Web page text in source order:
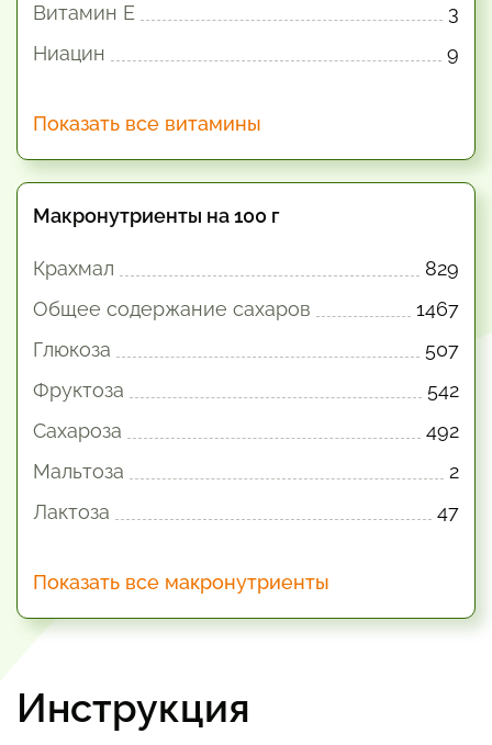
Витамин E
3
Ниацин
9
Показать все витамины
Макронутриенты на 100 г
Крахмал
829
Общее содержание сахаров
1467
Глюкоза
507
Фруктоза
542
Сахароза
492
Мальтоза
2
Лактоза
47
Показать все макронутриенты
Инструкция